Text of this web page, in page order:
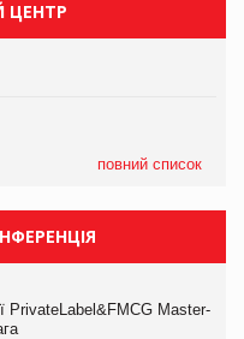
ЦЕНТР
повний список
PrivateLabel&FMCG Master-